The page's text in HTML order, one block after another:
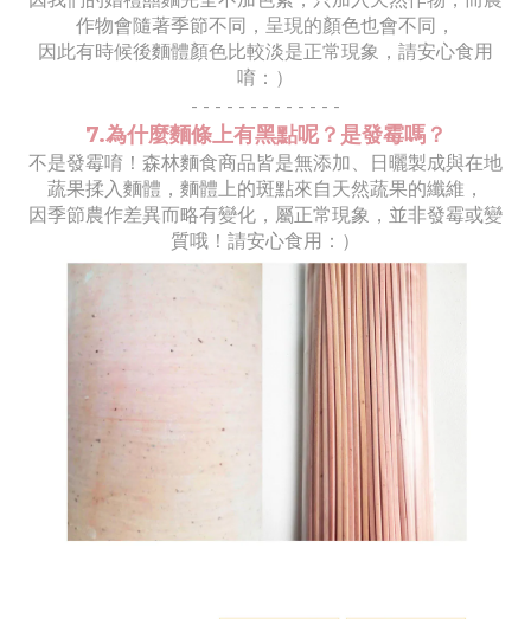
作物會隨著季節不同，呈現的顏色也會不同，
因此有時候後麵體顏色比較淡是正常現象，請安心食用
唷：）
- - - - - - - - - - - - -
7.為什麼麵條上有黑點呢？是發霉嗎？
不是發霉唷！森林麵食商品皆是無添加、日曬製成與在地
蔬果揉入麵體，麵體上的斑點來自天然蔬果的纖維，
因季節農作差異而略有變化，屬正常現象，並非發霉或變
質哦！請安心食用：）